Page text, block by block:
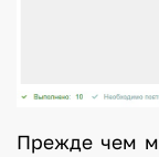
Прежде чем